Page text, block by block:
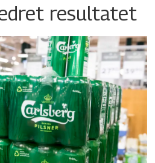
resultatet